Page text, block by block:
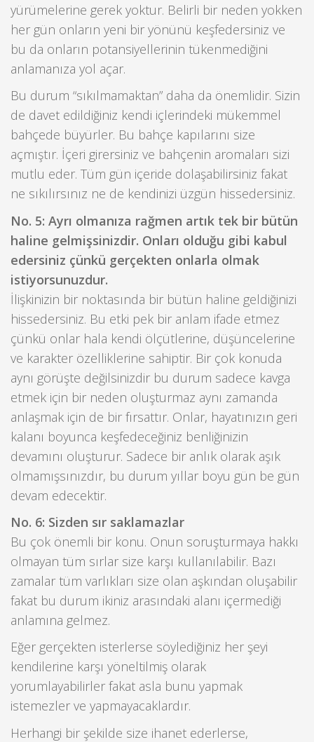
yürümelerine gerek yoktur. Belirli bir neden yokken
her gün onların yeni bir yönünü keşfedersiniz ve
bu da onların potansiyellerinin tükenmediğini
anlamanıza yol açar.
Bu durum “sıkılmamaktan” daha da önemlidir. Sizin
de davet edildiğiniz kendi içlerindeki mükemmel
bahçede büyürler. Bu bahçe kapılarını size
açmıştır. İçeri girersiniz ve bahçenin aromaları sizi
mutlu eder. Tüm gün içeride dolaşabilirsiniz fakat
ne sıkılırsınız ne de kendinizi üzgün hissedersiniz.
No. 5: Ayrı olmanıza rağmen artık tek bir bütün
haline gelmişsinizdir. Onları olduğu gibi kabul
edersiniz çünkü gerçekten onlarla olmak
istiyorsunuzdur.
İlişkinizin bir noktasında bir bütün haline geldiğinizi
hissedersiniz. Bu etki pek bir anlam ifade etmez
çünkü onlar hala kendi ölçütlerine, düşüncelerine
ve karakter özelliklerine sahiptir. Bir çok konuda
aynı görüşte değilsinizdir bu durum sadece kavga
etmek için bir neden oluşturmaz aynı zamanda
anlaşmak için de bir fırsattır. Onlar, hayatınızın geri
kalanı boyunca keşfedeceğiniz benliğinizin
devamını oluşturur. Sadece bir anlık olarak aşık
olmamışsınızdır, bu durum yıllar boyu gün be gün
devam edecektir.
No. 6: Sizden sır saklamazlar
Bu çok önemli bir konu. Onun soruşturmaya hakkı
olmayan tüm sırlar size karşı kullanılabilir. Bazı
zamalar tüm varlıkları size olan aşkından oluşabilir
fakat bu durum ikiniz arasındaki alanı içermediği
anlamına gelmez.
Eğer gerçekten isterlerse söylediğiniz her şeyi
kendilerine karşı yöneltilmiş olarak
yorumlayabilirler fakat asla bunu yapmak
istemezler ve yapmayacaklardır.
Herhangi bir şekilde size ihanet ederlerse,